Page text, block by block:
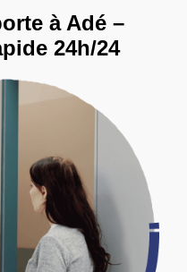
à Adé –
24h/24